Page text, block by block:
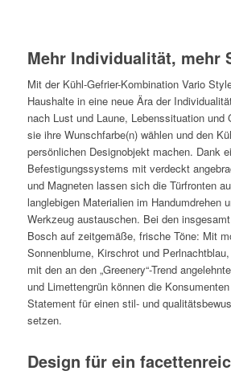
Mehr Individualität, mehr
Mit der Kühl-Gefrier-Kombination Vario
Haushalte in eine neue Ära der
nach Lust und Laune, Lebenssituation und
sie ihre Wunschfarbe(n) wählen und den
persönlichen Designobjekt machen. Dank
Befestigungssystems mit verdeckt
und Magneten lassen sich die Türfronten
langlebigen Materialien im Handumdrehen
Werkzeug austauschen. Bei den
Bosch auf zeitgemäße, frische Töne: Mit
Sonnenblume, Kirschrot und
mit den an den „Greenery“-Trend
und Limettengrün können die
Statement für einen stil- und
setzen.
Design für ein